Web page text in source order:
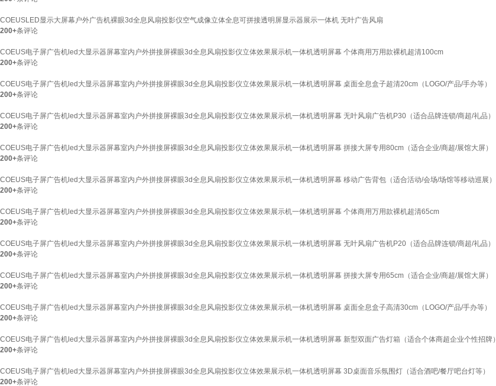
COEUSLED显示大屏幕户外广告机裸眼3d全息风扇投影仪空气成像立体全息可拼接透明屏显示器展示一体机 无叶广告风扇
200+条评论
COEUS电子屏广告机led大显示器屏幕室内户外拼接屏裸眼3d全息风扇投影仪立体效果展示机一体机透明屏幕 个体商用万用款裸机超清100cm
200+条评论
COEUS电子屏广告机led大显示器屏幕室内户外拼接屏裸眼3d全息风扇投影仪立体效果展示机一体机透明屏幕 桌面全息盒子超清20cm（LOGO/产品/手办等）
200+条评论
COEUS电子屏广告机led大显示器屏幕室内户外拼接屏裸眼3d全息风扇投影仪立体效果展示机一体机透明屏幕 无叶风扇广告机P30（适合品牌连锁/商超/礼品）
200+条评论
COEUS电子屏广告机led大显示器屏幕室内户外拼接屏裸眼3d全息风扇投影仪立体效果展示机一体机透明屏幕 拼接大屏专用80cm（适合企业/商超/展馆大屏）
200+条评论
COEUS电子屏广告机led大显示器屏幕室内户外拼接屏裸眼3d全息风扇投影仪立体效果展示机一体机透明屏幕 移动广告背包（适合活动/会场/场馆等移动巡展）
200+条评论
COEUS电子屏广告机led大显示器屏幕室内户外拼接屏裸眼3d全息风扇投影仪立体效果展示机一体机透明屏幕 个体商用万用款裸机超清65cm
200+条评论
COEUS电子屏广告机led大显示器屏幕室内户外拼接屏裸眼3d全息风扇投影仪立体效果展示机一体机透明屏幕 无叶风扇广告机P20（适合品牌连锁/商超/礼品）
200+条评论
COEUS电子屏广告机led大显示器屏幕室内户外拼接屏裸眼3d全息风扇投影仪立体效果展示机一体机透明屏幕 拼接大屏专用65cm（适合企业/商超/展馆大屏）
200+条评论
COEUS电子屏广告机led大显示器屏幕室内户外拼接屏裸眼3d全息风扇投影仪立体效果展示机一体机透明屏幕 桌面全息盒子高清30cm（LOGO/产品/手办等）
200+条评论
COEUS电子屏广告机led大显示器屏幕室内户外拼接屏裸眼3d全息风扇投影仪立体效果展示机一体机透明屏幕 新型双面广告灯箱（适合个体商超企业个性招牌）
200+条评论
COEUS电子屏广告机led大显示器屏幕室内户外拼接屏裸眼3d全息风扇投影仪立体效果展示机一体机透明屏幕 3D桌面音乐氛围灯（适合酒吧/餐厅吧台灯等）
200+条评论